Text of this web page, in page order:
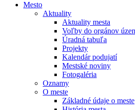
Mesto
Aktuality
Aktuality mesta
Voľby do orgánov
Úradná tabuľa
Projekty
Kalendár podujatí
Mestské noviny
Fotogaléria
Oznamy
O meste
Základné údaje o meste